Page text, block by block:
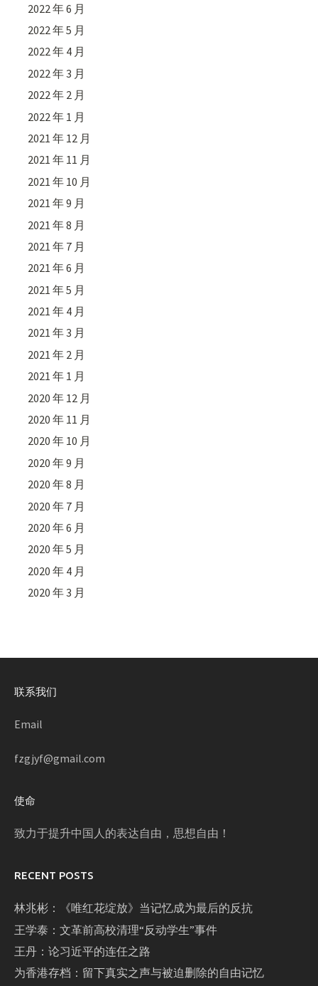
2022 年 6 月
2022 年 5 月
2022 年 4 月
2022 年 3 月
2022 年 2 月
2022 年 1 月
2021 年 12 月
2021 年 11 月
2021 年 10 月
2021 年 9 月
2021 年 8 月
2021 年 7 月
2021 年 6 月
2021 年 5 月
2021 年 4 月
2021 年 3 月
2021 年 2 月
2021 年 1 月
2020 年 12 月
2020 年 11 月
2020 年 10 月
2020 年 9 月
2020 年 8 月
2020 年 7 月
2020 年 6 月
2020 年 5 月
2020 年 4 月
2020 年 3 月
联系我们
Email
fzgjyf@gmail.com
使命
致力于提升中国人的表达自由，思想自由！
RECENT POSTS
林兆彬：《唯红花绽放》当记忆成为最后的反抗
王学泰：文革前高校清理“反动学生”事件
王丹：论习近平的连任之路
为香港存档：留下真实之声与被迫删除的自由记忆